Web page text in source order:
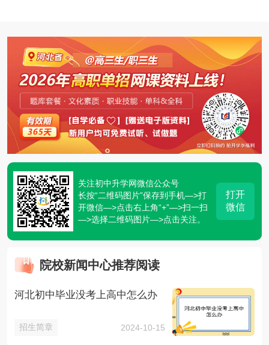
关注初中升学网微信公众号
长按“二维码图片”保存到手机—>打
开微信—>点击右上角“+”—>扫一扫
—>选择二维码图片—>点击关注。
打开
微信
院校新闻中心推荐阅读
河北初中毕业没考上高中怎么办
招生简章 2024-10-15